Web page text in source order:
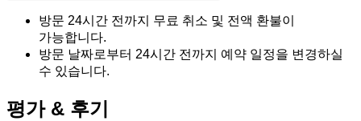
방문 24시간 전까지 무료 취소 및 전액 환불이
가능합니다.
방문 날짜로부터 24시간 전까지 예약 일정을 변경하실
수 있습니다.
평가 & 후기